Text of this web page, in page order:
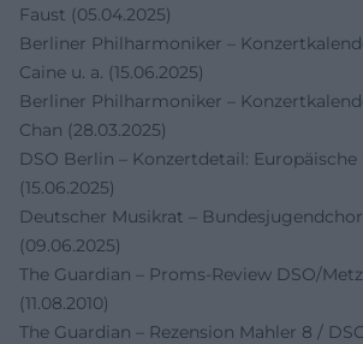
Faust (05.04.2025)
Berliner Philharmoniker –
Caine u. a. (15.06.2025)
Berliner Philharmoniker –
Chan (28.03.2025)
DSO Berlin – Konzertdetail:
(15.06.2025)
Deutscher Musikrat –
(09.06.2025)
The Guardian – Proms-Review DSO/
(11.08.2010)
The Guardian – Rezension Mahler 8 /